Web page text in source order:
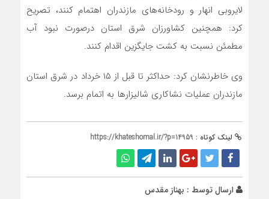
لایروبی انهار و رودخانه‌های مازندران اهتمام کنند، تصریح
کرد: همچنین کشاورزان شرق استان درصورت نبود آب
مطمئن نسبت به کشت جایگزین اقدام کنند.
وی خاطرنشان کرد: حداکثر تا قبل از ۱۵ خرداد در شرق استان
مازندران عملیات نشاکاری شالیزارها به اتمام برسد.
لینک کوتاه : https://khateshomal.ir/?p=14959
ارسال توسط : بهناز مقدس